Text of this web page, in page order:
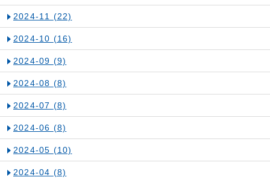
2024-11 (22)
2024-10 (16)
2024-09 (9)
2024-08 (8)
2024-07 (8)
2024-06 (8)
2024-05 (10)
2024-04 (8)